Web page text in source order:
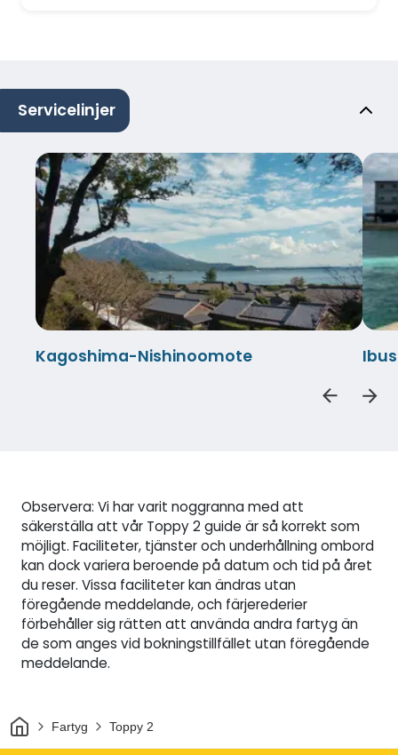
Servicelinjer
Kagoshima-Nishinoomote
Observera: Vi har varit noggranna med att
säkerställa att vår Toppy 2 guide är så korrekt som
möjligt. Faciliteter, tjänster och underhållning ombord
kan dock variera beroende på datum och tid på året
du reser. Vissa faciliteter kan ändras utan
föregående meddelande, och färjerederier
förbehåller sig rätten att använda andra fartyg än
de som anges vid bokningstillfället utan föregående
meddelande.
HemFartyg Toppy 2